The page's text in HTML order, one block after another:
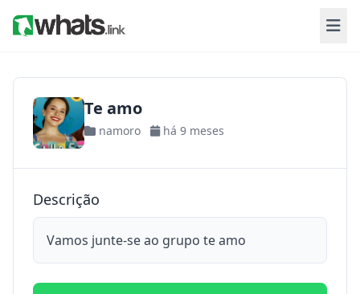
Te amo
namoro há 9 meses
Descrição
Vamos junte-se ao grupo te amo